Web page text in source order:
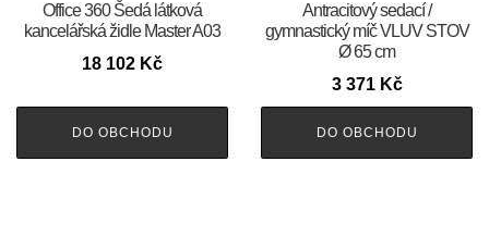
Office 360 Šedá látková
kancelářská židle Master A03
18 102 Kč
DO OBCHODU
Antracitový sedací /
gymnastický míč VLUV STOV
Ø 65 cm
3 371 Kč
DO OBCHODU